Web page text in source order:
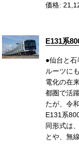
価格:
E131系
●仙台と
ルーツに
電化の在
都圏で活
たが、令
E131系
同形式は
とや、無